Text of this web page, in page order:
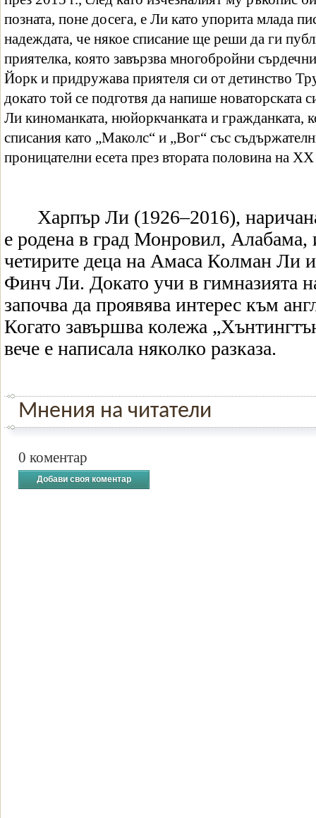
позната, поне досега, е Ли като упорита млада
надеждата, че някое списание ще реши да ги
приятелка, която завързва многобройни
Йорк и придружава приятеля си от детинство
докато той се подготвя да напише новаторската
Ли киноманката, нюйоркчанката и гражданката,
списания като „Маколс“ и „Вог“ със
проницателни есета през втората половина на XX
Харпър Ли (1926–2016),
е родена в град Монровил, Алабама,
четирите деца на Амаса Колман Ли
Финч Ли. Докато учи в гимназията
започва да проявява интерес към
Когато завършва колежа
вече е написала няколко разказа.
Мнения на читатели
0 коментар
Добави своя коментар